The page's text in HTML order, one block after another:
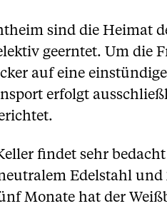
sind die Heimat
geerntet. Um die
auf eine
erfolgt
findet sehr
Edelstahl und
Monate hat der